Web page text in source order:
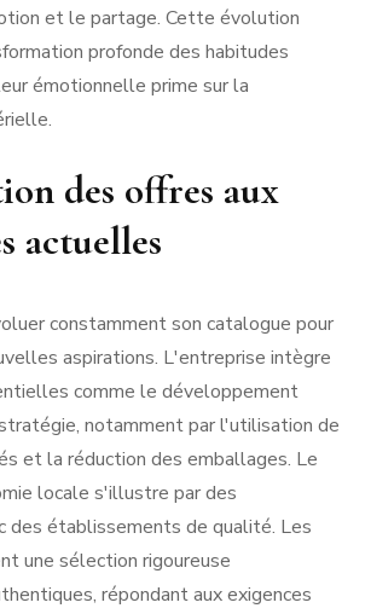
et le partage. Cette évolution
profonde des habitudes
émotionnelle prime sur la
des offres aux
actuelles
constamment son catalogue pour
aspirations. L'entreprise intègre
comme le développement
notamment par l'utilisation de
et la réduction des emballages. Le
locale s'illustre par des
des établissements de qualité. Les
une sélection rigoureuse
répondant aux exigences